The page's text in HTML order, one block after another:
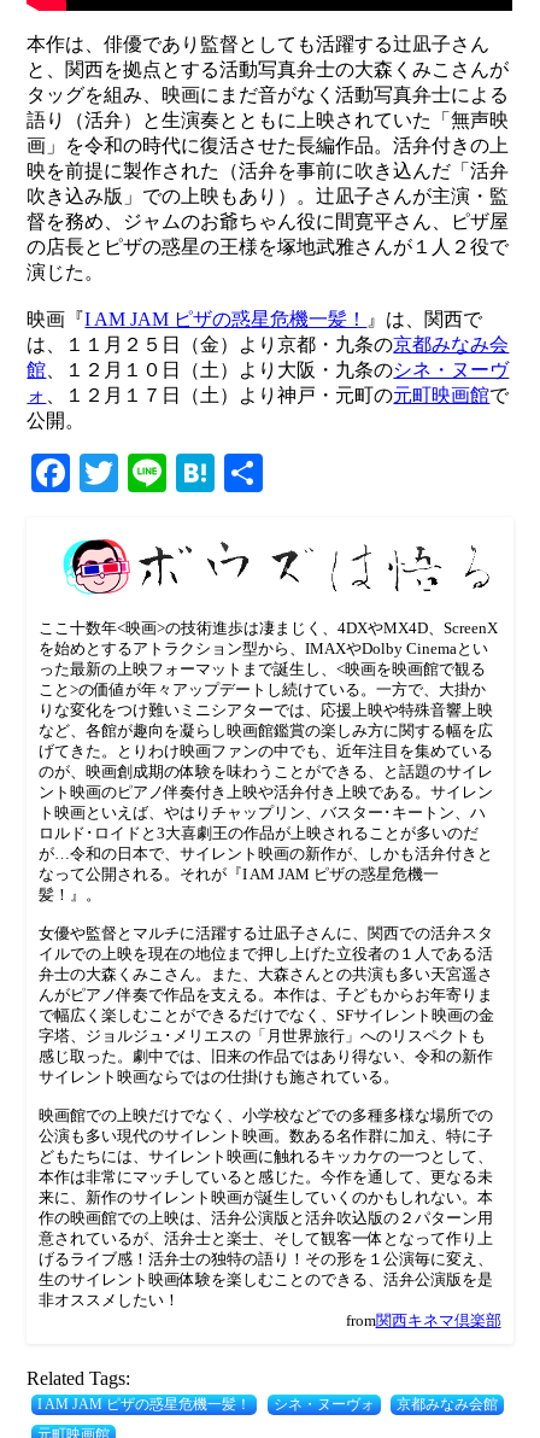
本作は、俳優であり監督としても活躍する辻凪子さん
と、関西を拠点とする活動写真弁士の大森くみこさんが
タッグを組み、映画にまだ音がなく活動写真弁士による
語り（活弁）と生演奏とともに上映されていた「無声映
画」を令和の時代に復活させた長編作品。活弁付きの上
映を前提に製作された（活弁を事前に吹き込んだ「活弁
吹き込み版」での上映もあり）。辻凪子さんが主演・監
督を務め、ジャムのお爺ちゃん役に間寛平さん、ピザ屋
の店長とピザの惑星の王様を塚地武雅さんが１人２役で
演じた。
映画『I AM JAM ピザの惑星危機一髪！
』は、関西で
は、１１月２５日（金）より京都・九条の京都みなみ会
館 、１２月１０日（土）より大阪・九条のシネ・ヌーヴ
ォ
、１２月１７日（土）より神戸・元町の元町映画館で
公開。
Facebook
TwitterLineHatena
ここ十数年<映画>の技術進歩は凄まじく、4DXやMX4D、ScreenX
を始めとするアトラクション型から、IMAXやDolby Cinemaとい
った最新の上映フォーマットまで誕生し、<映画を映画館で観る
こと>の価値が年々アップデートし続けている。一方で、大掛か
りな変化をつけ難いミニシアターでは、応援上映や特殊音響上映
など、各館が趣向を凝らし映画館鑑賞の楽しみ方に関する幅を広
げてきた。とりわけ映画ファンの中でも、近年注目を集めている
のが、映画創成期の体験を味わうことができる、と話題のサイレ
ント映画のピアノ伴奏付き上映や活弁付き上映である。サイレン
ト映画といえば、やはりチャップリン、バスター‪･‬キートン、ハ
ロルド‪･‬ロイドと3大喜劇王の作品が上映されることが多いのだ
が…令和の日本で、サイレント映画の新作が、しかも活弁付きと
なって公開される。それが『I AM JAM ピザの惑星危機一
髪！』。
女優や監督とマルチに活躍する辻凪子さんに、関西での活弁スタ
イルでの上映を現在の地位まで押し上げた立役者の１人である活
弁士の‬大森くみこさん。また、大森さんとの共演も多い天宮遥さ
んがピアノ伴奏で作品を支える。本作は、子どもからお年寄りま
で幅広く楽しむことができるだけでなく、SFサイレント映画の金
字塔、ジョルジュ‪･‬メリエスの「月世界旅行」へのリスペクトも
感じ取った。劇中では、旧来の作品ではあり得ない、令和の新作
サイレント映画ならではの仕掛けも施されている。
映画館での上映だけでなく、小学校などでの多種多様な場所での
公演も多い現代のサイレント映画。数ある名作群に加え、特に子
どもたちには、サイレント映画に触れるキッカケの一つとして、
本作は非常にマッチしていると感じた。今作を通して、更なる未
来に、新作のサイレント映画が誕生していくのかもしれない。本
作の映画館での上映は、活弁公演版と活弁吹込版の２パターン用
意されているが、活弁士と楽士、そして観客一体となって作り上
げるライブ感！活弁士の独特の語り！その形を１公演毎に変え、
生のサイレント映画体験を楽しむことのできる、活弁公演版を是
非オススメしたい！
from関西キネマ倶楽部
Related Tags:
I AM JAM ピザの惑星危機一髪！ シネ・ヌーヴォ
京都みなみ会館